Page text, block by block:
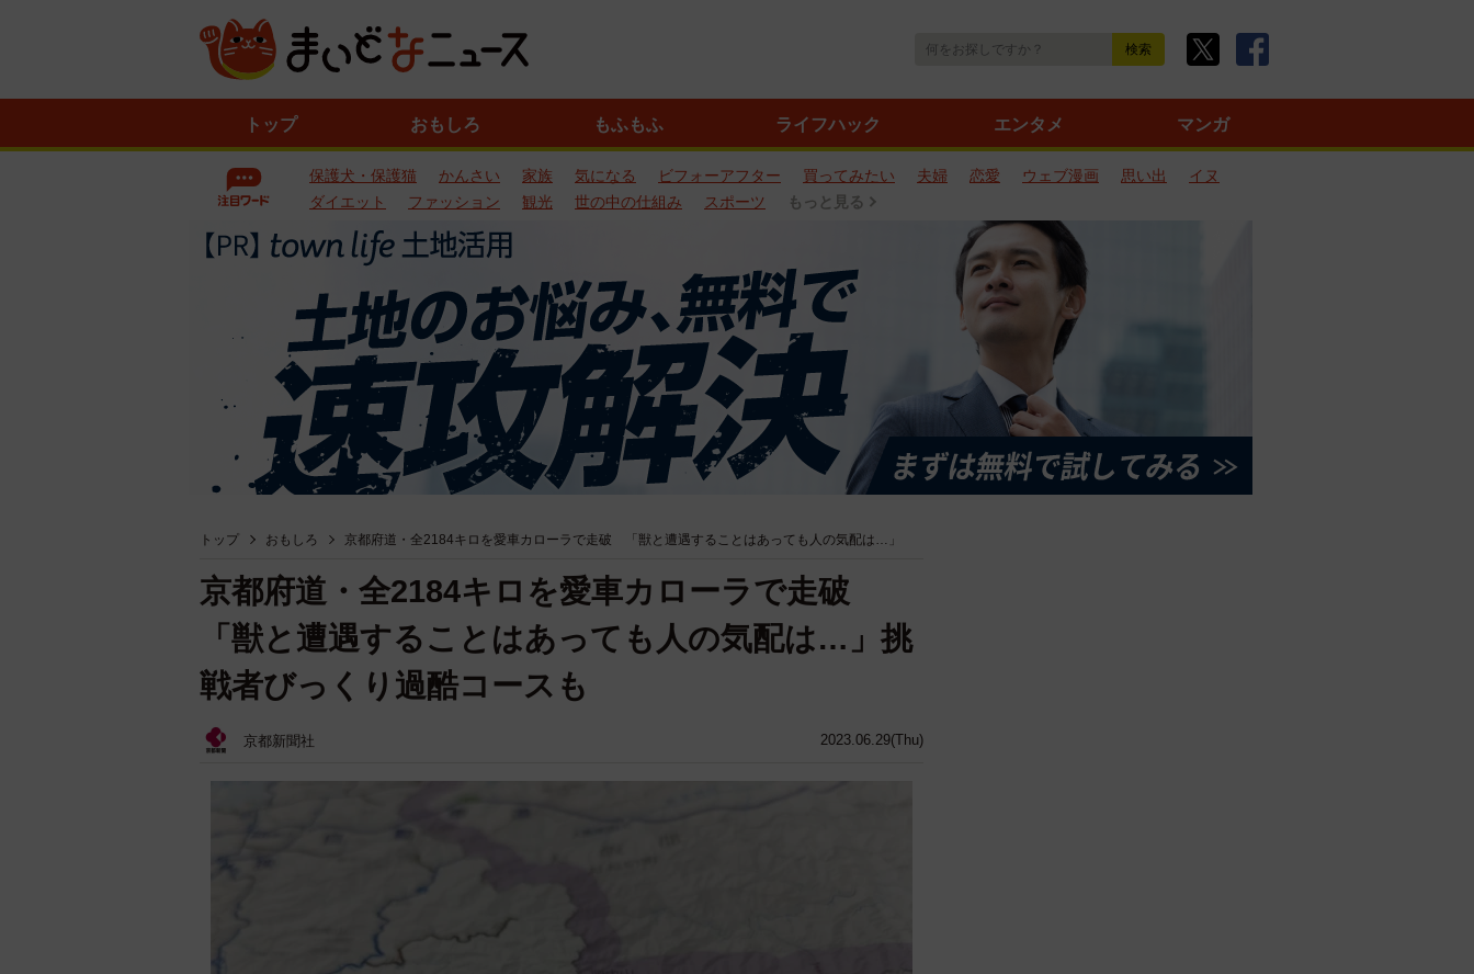
トップ おもしろ もふもふ ライフハック エンタメ マンガ
保護犬・保護猫 かんさい 家族 気になる ビフォーアフター 買ってみたい 夫婦 恋愛 ウェブ漫画 思い出
イヌ
ダイエット
ファッション 観光 世の中の仕組み スポーツ もっと見る
トップ おもしろ 京都府道・全2184キロを愛車カローラで走破 「獣と遭遇することはあっても人の気配は…」
2023.06.29(Thu)
京都府道・全2184キロを愛車カローラで走破
「獣と遭遇することはあっても人の気配は…」挑
戦者びっくり過酷コースも
京都新聞社